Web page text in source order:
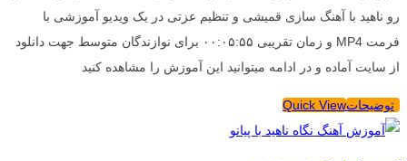
رو ناهید با آهنگ سازی قمیشی و تنظیم عزتی در یک ویدیو آموزشی با
فرمت MP4 و زمان تقریبی ۰۰:۰۵:۵۵ برای نوازندگان متوسط جهت دانلود
از سایت آماده و در ادامه میتوانید این آموزش را مشاهده کنید
توضیحاتQuick View